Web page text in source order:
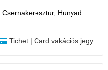
Csernakeresztur, Hunyad
Tichet | Card vakációs jegy